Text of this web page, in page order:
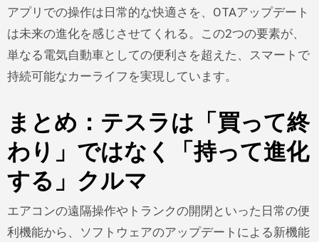
アプリでの操作は日常的な快適さを、OTAアップデート
は未来の進化を感じさせてくれる。この2つの要素が、
単なる電気自動車としての便利さを超えた、スマートで
持続可能なカーライフを実現しています。
まとめ：テスラは「買って終
わり」ではなく「持って進化
する」クルマ
エアコンの遠隔操作やトランクの開閉といった日常の便
利機能から、ソフトウェアのアップデートによる新機能